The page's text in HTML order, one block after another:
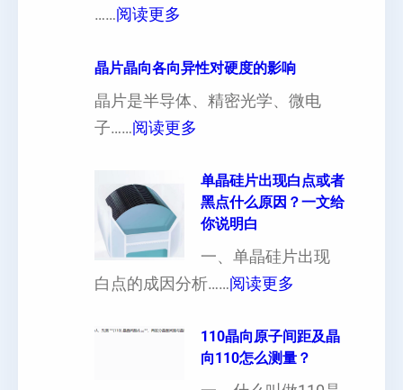
……阅读更多
寸
超
厚
也
以
晶片晶向各向异性对硬度的影响
晶片是半导体、精密光学、微电
子……阅读更多
片
晶
向
各
向
性
对
单晶硅片出现白点或者
黑点什么原因？一文给
你说明白
一、单晶硅片出现
白点的成因分析……阅读更多
晶
硅
110晶向原子间距及晶
向110怎么测量？